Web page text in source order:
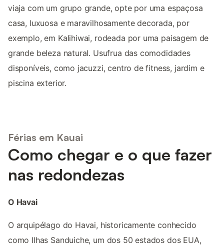
viaja com um grupo grande, opte por uma espaçosa
casa, luxuosa e maravilhosamente decorada, por
exemplo, em Kalihiwai, rodeada por uma paisagem de
grande beleza natural. Usufrua das comodidades
disponíveis, como jacuzzi, centro de fitness, jardim e
piscina exterior.
Férias em Kauai
Como chegar e o que fazer
nas redondezas
O Havai
O arquipélago do Havai, historicamente conhecido
como Ilhas Sanduiche, um dos 50 estados dos EUA,